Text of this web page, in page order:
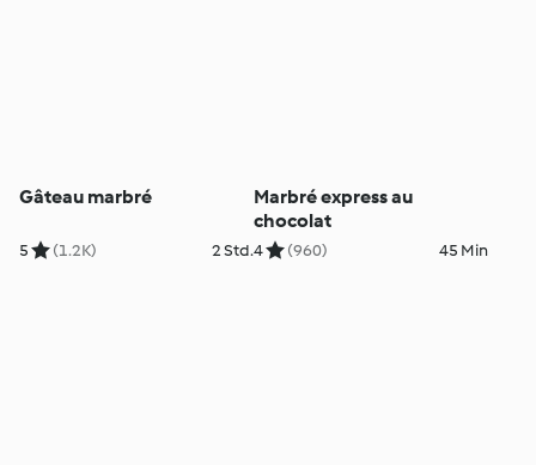
Gâteau marbré
5 (1.2K) 2 Std.
Marbré express au
chocolat
4 (960) 45 Min